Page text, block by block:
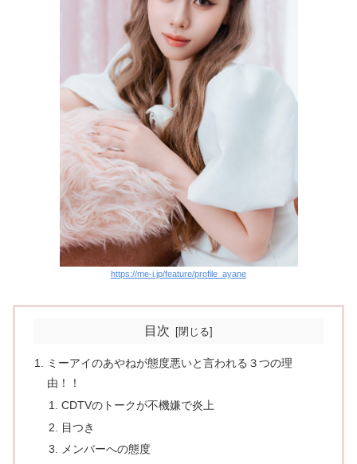
https://me-i.jp/feature/profile_ayane
目次
ミーアイのあやねが態度悪いと言われる３つの理
由！！
CDTVのトークが不機嫌で炎上
目つき
メンバーへの態度